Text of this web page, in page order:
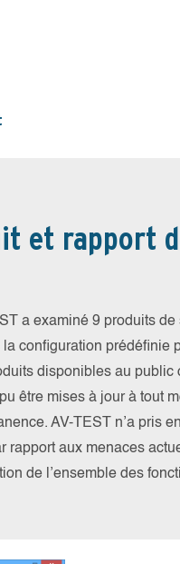
et rapport
a examiné 9 produits
configuration prédéfinie
disponibles au public
être mises à jour à tout
AV-TEST n’a pris
rapport aux menaces
de l’ensemble des